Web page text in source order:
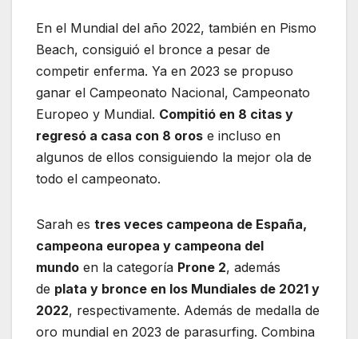
En el Mundial del año 2022, también en Pismo
Beach, consiguió el bronce a pesar de
competir enferma. Ya en 2023 se propuso
ganar el Campeonato Nacional, Campeonato
Europeo y Mundial. Compitió en 8 citas y
regresó a casa con 8 oros e incluso en
algunos de ellos consiguiendo la mejor ola de
todo el campeonato.
Sarah es tres veces campeona de España,
campeona europea y campeona del
mundo en la categoría Prone 2, además
de plata y bronce en los Mundiales de 2021 y
2022, respectivamente. Además de medalla de
oro mundial en 2023 de parasurfing. Combina